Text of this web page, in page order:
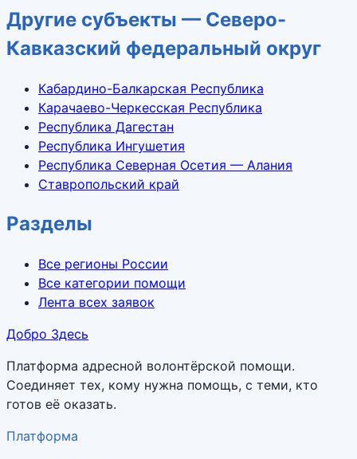
Другие субъекты — Северо-
Кавказский федеральный округ
Кабардино-Балкарская Республика
Карачаево-Черкесская Республика
Республика Дагестан
Республика Ингушетия
Республика Северная Осетия — Алания
Ставропольский край
Разделы
Все регионы России
Все категории помощи
Лента всех заявок
Добро Здесь
Платформа адресной волонтёрской помощи.
Соединяет тех, кому нужна помощь, с теми, кто
готов её оказать.
Платформа